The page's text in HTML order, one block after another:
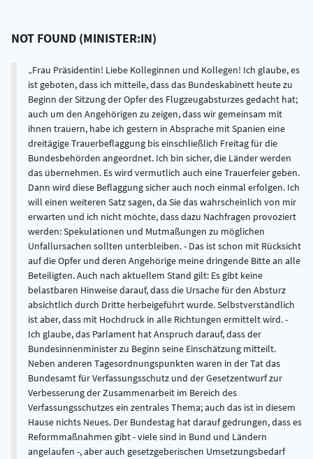
NOT FOUND (MINISTER:IN)
Frau Präsidentin! Liebe Kolleginnen und Kollegen! Ich glaube, es
ist geboten, dass ich mitteile, dass das Bundeskabinett heute zu
Beginn der Sitzung der Opfer des Flugzeugabsturzes gedacht hat;
auch um den Angehörigen zu zeigen, dass wir gemeinsam mit
ihnen trauern, habe ich gestern in Absprache mit Spanien eine
dreitägige Trauerbeflaggung bis einschließlich Freitag für die
Bundesbehörden angeordnet. Ich bin sicher, die Länder werden
das übernehmen. Es wird vermutlich auch eine Trauerfeier geben.
Dann wird diese Beflaggung sicher auch noch einmal erfolgen. Ich
will einen weiteren Satz sagen, da Sie das wahrscheinlich von mir
erwarten und ich nicht möchte, dass dazu Nachfragen provoziert
werden: Spekulationen und Mutmaßungen zu möglichen
Unfallursachen sollten unterbleiben. - Das ist schon mit Rücksicht
auf die Opfer und deren Angehörige meine dringende Bitte an alle
Beteiligten. Auch nach aktuellem Stand gilt: Es gibt keine
belastbaren Hinweise darauf, dass die Ursache für den Absturz
absichtlich durch Dritte herbeigeführt wurde. Selbstverständlich
ist aber, dass mit Hochdruck in alle Richtungen ermittelt wird. -
Ich glaube, das Parlament hat Anspruch darauf, dass der
Bundesinnenminister zu Beginn seine Einschätzung mitteilt.
Neben anderen Tagesordnungspunkten waren in der Tat das
Bundesamt für Verfassungsschutz und der Gesetzentwurf zur
Verbesserung der Zusammenarbeit im Bereich des
Verfassungsschutzes ein zentrales Thema; auch das ist in diesem
Hause nichts Neues. Der Bundestag hat darauf gedrungen, dass es
Reformmaßnahmen gibt - viele sind in Bund und Ländern
angelaufen -, aber auch gesetzgeberischen Umsetzungsbedarf